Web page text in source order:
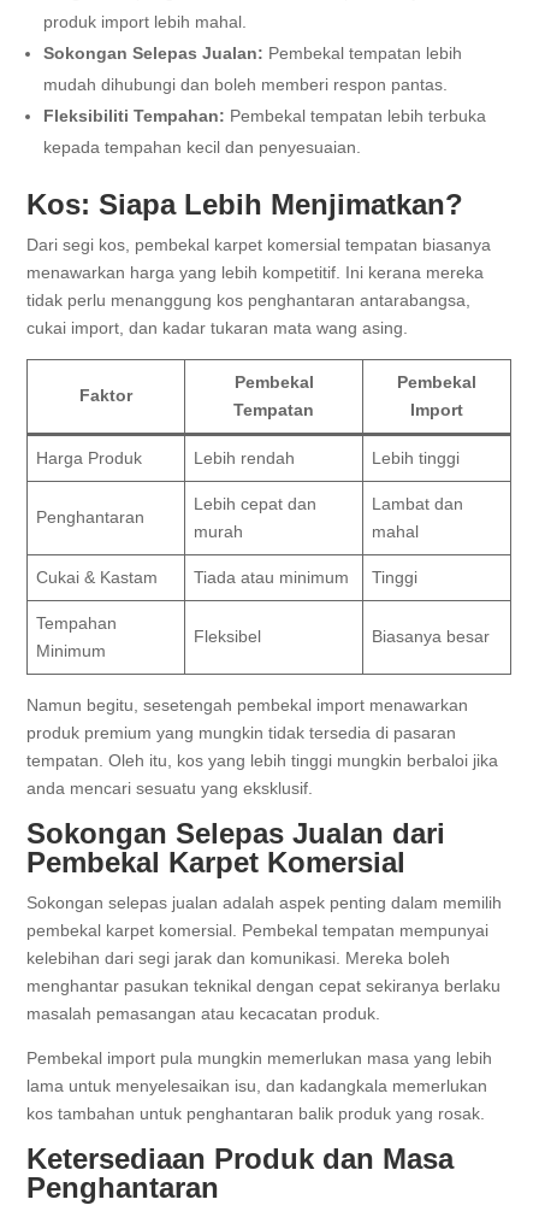
produk import lebih mahal.
Sokongan Selepas Jualan: Pembekal tempatan lebih
mudah dihubungi dan boleh memberi respon pantas.
Fleksibiliti Tempahan: Pembekal tempatan lebih terbuka
kepada tempahan kecil dan penyesuaian.
Kos: Siapa Lebih Menjimatkan?
Dari segi kos, pembekal karpet komersial tempatan biasanya
menawarkan harga yang lebih kompetitif. Ini kerana mereka
tidak perlu menanggung kos penghantaran antarabangsa,
cukai import, dan kadar tukaran mata wang asing.
Faktor
Pembekal
Tempatan
Pembekal
Import
Harga Produk Lebih rendah Lebih tinggi
Penghantaran
Lebih cepat dan
murah
Lambat dan
mahal
Cukai & Kastam Tiada atau minimum Tinggi
Tempahan
Minimum
Fleksibel Biasanya besar
Namun begitu, sesetengah pembekal import menawarkan
produk premium yang mungkin tidak tersedia di pasaran
tempatan. Oleh itu, kos yang lebih tinggi mungkin berbaloi jika
anda mencari sesuatu yang eksklusif.
Sokongan Selepas Jualan dari
Pembekal Karpet Komersial
Sokongan selepas jualan adalah aspek penting dalam memilih
pembekal karpet komersial. Pembekal tempatan mempunyai
kelebihan dari segi jarak dan komunikasi. Mereka boleh
menghantar pasukan teknikal dengan cepat sekiranya berlaku
masalah pemasangan atau kecacatan produk.
Pembekal import pula mungkin memerlukan masa yang lebih
lama untuk menyelesaikan isu, dan kadangkala memerlukan
kos tambahan untuk penghantaran balik produk yang rosak.
Ketersediaan Produk dan Masa
Penghantaran